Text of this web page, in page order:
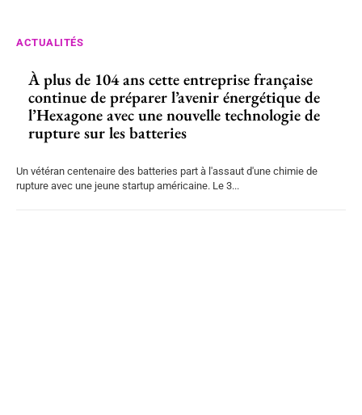
ACTUALITÉS
À plus de 104 ans cette entreprise française
continue de préparer l’avenir énergétique de
l’Hexagone avec une nouvelle technologie de
rupture sur les batteries
Un vétéran centenaire des batteries part à l'assaut d'une chimie de
rupture avec une jeune startup américaine. Le 3...